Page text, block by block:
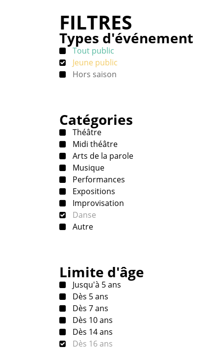
FILTRES
Types d'événement
Tout public
Jeune public
Hors saison
Catégories
Théâtre
Midi théâtre
Arts de la parole
Musique
Performances
Expositions
Improvisation
Danse
Autre
Limite d'âge
Jusqu'à 5 ans
Dès 5 ans
Dès 7 ans
Dès 10 ans
Dès 14 ans
Dès 16 ans